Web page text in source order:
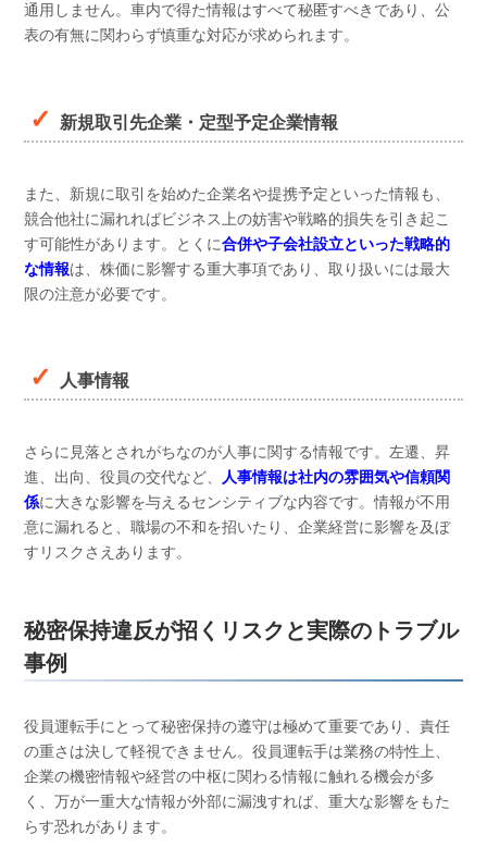
通用しません。車内で得た情報はすべて秘匿すべきであり、公
表の有無に関わらず慎重な対応が求められます。
新規取引先企業・定型予定企業情報
また、新規に取引を始めた企業名や提携予定といった情報も、
競合他社に漏れればビジネス上の妨害や戦略的損失を引き起こ
す可能性があります。とくに合併や子会社設立といった戦略的
な情報は、株価に影響する重大事項であり、取り扱いには最大
限の注意が必要です。
人事情報
さらに見落とされがちなのが人事に関する情報です。左遷、昇
進、出向、役員の交代など、
人事情報は社内の雰囲気や信頼関
係に大きな影響を与えるセンシティブな内容です。情報が不用
意に漏れると、職場の不和を招いたり、企業経営に影響を及ぼ
すリスクさえあります。
秘密保持違反が招くリスクと実際のトラブル
事例
役員運転手にとって秘密保持の遵守は極めて重要であり、責任
の重さは決して軽視できません。役員運転手は業務の特性上、
企業の機密情報や経営の中枢に関わる情報に触れる機会が多
く、万が一重大な情報が外部に漏洩すれば、重大な影響をもた
らす恐れがあります。